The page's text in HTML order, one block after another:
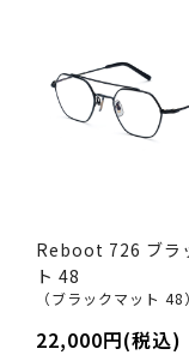
Reboot 726 ブラ
ト 48
（ブラックマット 48）
22,000円(税込)